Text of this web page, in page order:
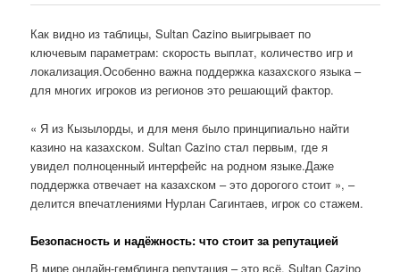
Как видно из таблицы, Sultan Cazino выигрывает по
ключевым параметрам: скорость выплат, количество игр и
локализация.Особенно важна поддержка казахского языка –
для многих игроков из регионов это решающий фактор.
« Я из Кызылорды, и для меня было принципиально найти
казино на казахском. Sultan Cazino стал первым, где я
увидел полноценный интерфейс на родном языке.Даже
поддержка отвечает на казахском – это дорогого стоит », –
делится впечатлениями Нурлан Сагинтаев, игрок со стажем.
Безопасность и надёжность: что стоит за репутацией
В мире онлайн-гемблинга репутация – это всё. Sultan Cazino